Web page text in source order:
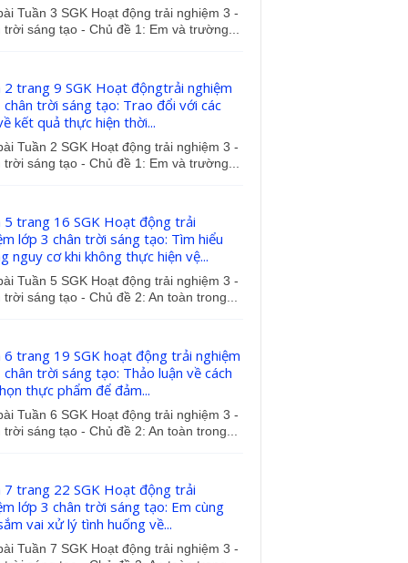
Tuần 3 SGK Hoạt động trải nghiệm 3 -
trời sáng tạo - Chủ đề 1: Em và trường...
2 trang 9 SGK Hoạt độngtrải nghiệm
chân trời sáng tạo: Trao đổi với các
kết quả thực hiện thời...
Tuần 2 SGK Hoạt động trải nghiệm 3 -
trời sáng tạo - Chủ đề 1: Em và trường...
5 trang 16 SGK Hoạt động trải
lớp 3 chân trời sáng tạo: Tìm hiểu
nguy cơ khi không thực hiện vệ...
Tuần 5 SGK Hoạt động trải nghiệm 3 -
trời sáng tạo - Chủ đề 2: An toàn trong...
6 trang 19 SGK hoạt động trải nghiệm
trời sáng tạo: Thảo luận về cách
thực phẩm để đảm...
Tuần 6 SGK Hoạt động trải nghiệm 3 -
trời sáng tạo - Chủ đề 2: An toàn trong...
7 trang 22 SGK Hoạt động trải
lớp 3 chân trời sáng tạo: Em cùng
vai xử lý tình huống về...
Tuần 7 SGK Hoạt động trải nghiệm 3 -